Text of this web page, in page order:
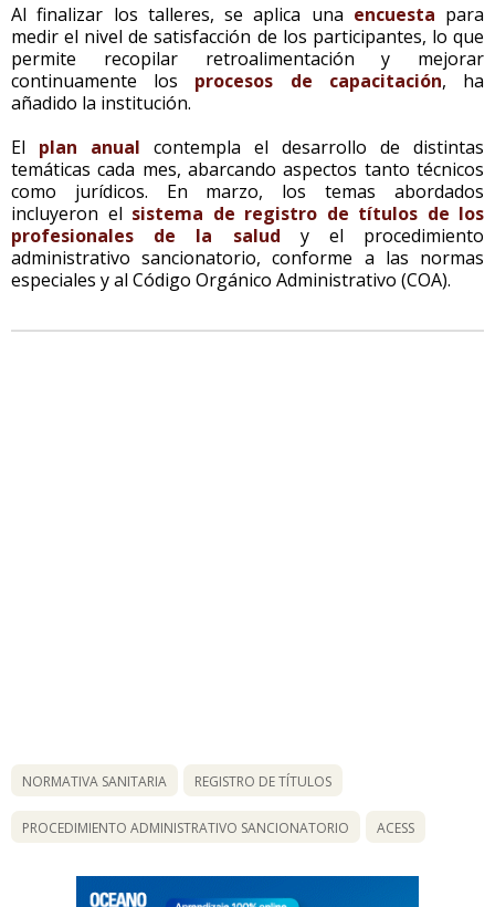
Al finalizar los talleres, se aplica una encuesta para
medir el nivel de satisfacción de los participantes, lo que
permite recopilar retroalimentación y mejorar
continuamente los procesos de capacitación, ha
añadido la institución.
El plan anual contempla el desarrollo de distintas
temáticas cada mes, abarcando aspectos tanto técnicos
como jurídicos. En marzo, los temas abordados
incluyeron el sistema de registro de títulos de los
profesionales de la salud y el procedimiento
administrativo sancionatorio, conforme a las normas
especiales y al Código Orgánico Administrativo (COA).
NORMATIVA SANITARIA REGISTRO DE TÍTULOS
PROCEDIMIENTO ADMINISTRATIVO SANCIONATORIO ACESS